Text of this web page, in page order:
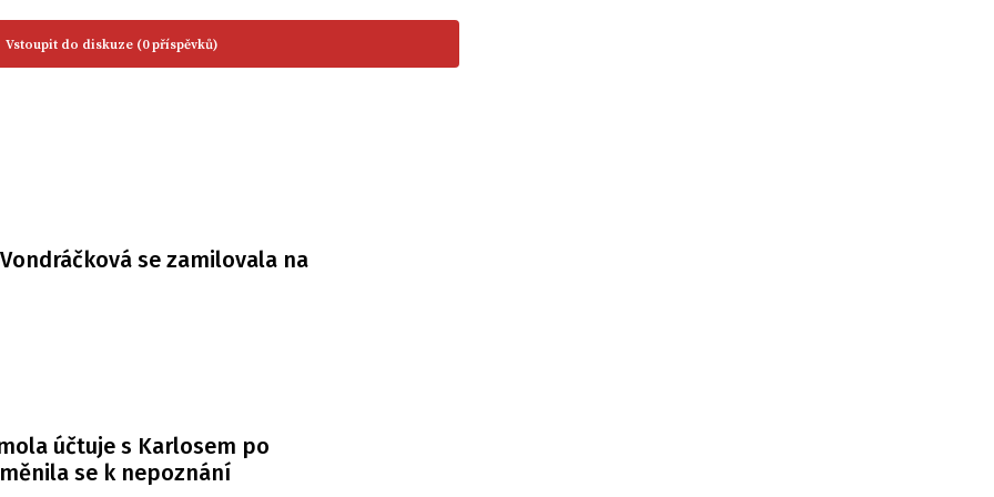
Vstoupit do diskuze (0 příspěvků)
se zamilovala na
účtuje s Karlosem po
se k nepoznání